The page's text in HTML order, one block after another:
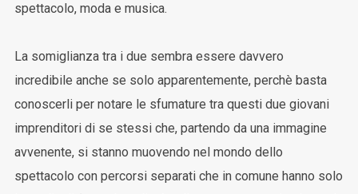
spettacolo, moda e musica.
La somiglianza tra i due sembra essere davvero
incredibile anche se solo apparentemente, perchè basta
conoscerli per notare le sfumature tra questi due giovani
imprenditori di se stessi che, partendo da una immagine
avvenente, si stanno muovendo nel mondo dello
spettacolo con percorsi separati che in comune hanno solo